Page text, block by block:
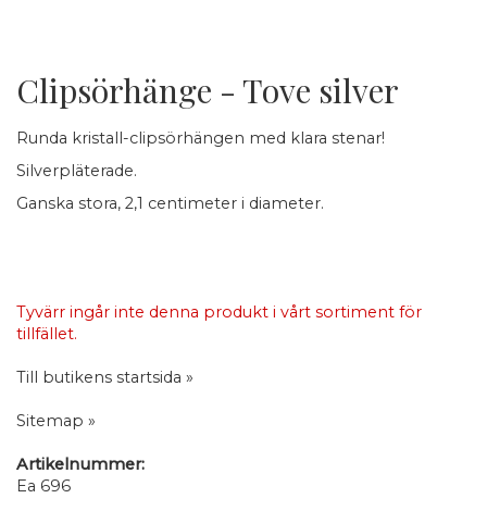
Clipsörhänge - Tove silver
Runda kristall-clipsörhängen med klara stenar!
Silverpläterade.
Ganska stora, 2,1 centimeter i diameter.
Tyvärr ingår inte denna produkt i vårt sortiment för
tillfället.
Till butikens startsida »
Sitemap »
Artikelnummer:
Ea 696